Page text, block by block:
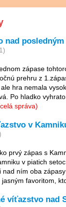
nad
zápase
prehru z
hra nemala
Po hladko
správa)
v
prvý zápas s
v piatich
nad ním oba
jasným favoritom,
víťazstvo nad